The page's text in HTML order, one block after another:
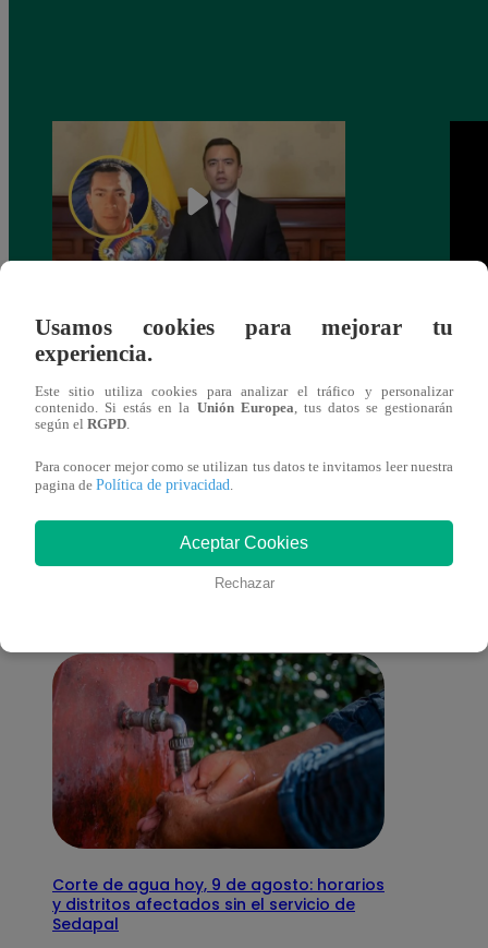
Narco ‘Pipo’ acusa a presidente de
Ecuador de ordenar el asesinato de
También te puede
interesar
Corte de agua hoy, 9 de agosto: horarios
y distritos afectados sin el servicio de
Sedapal
Usamos cookies para mejorar tu
experiencia.
Este sitio utiliza cookies para analizar el tráfico y personalizar
contenido. Si estás en la Unión Europea, tus datos se gestionarán
según el RGPD.
Para conocer mejor como se utilizan tus datos te invitamos leer nuestra
pagina de Política de privacidad.
Aceptar Cookies
Rechazar